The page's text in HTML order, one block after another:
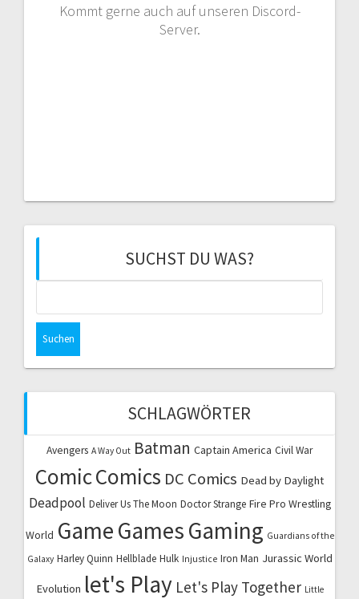
Kommt gerne auch auf unseren Discord-
Server.
SUCHST DU WAS?
SCHLAGWÖRTER
Avengers A Way Out Batman Captain America Civil War
ComicComics DC Comics Dead by Daylight
Deadpool Deliver Us The Moon Doctor Strange Fire Pro Wrestling
World GameGamesGaming Guardians of the
Galaxy Harley Quinn Hellblade Hulk Injustice Iron Man Jurassic World
Evolution let's Play Let's Play Together Little